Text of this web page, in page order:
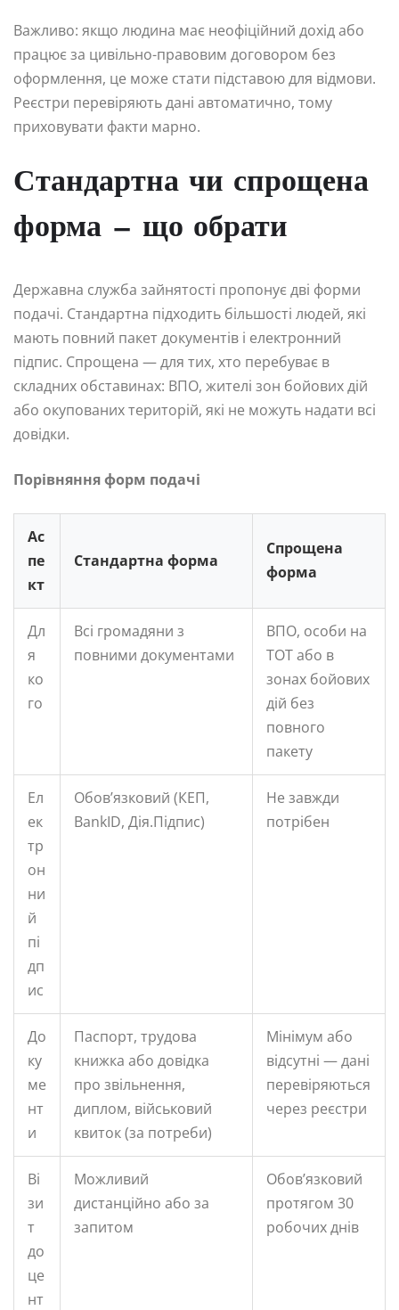
Важливо: якщо людина має неофіційний дохід або
працює за цивільно-правовим договором без
оформлення, це може стати підставою для відмови.
Реєстри перевіряють дані автоматично, тому
приховувати факти марно.
Стандартна чи спрощена
форма — що обрати
Державна служба зайнятості пропонує дві форми
подачі. Стандартна підходить більшості людей, які
мають повний пакет документів і електронний
підпис. Спрощена — для тих, хто перебуває в
складних обставинах: ВПО, жителі зон бойових дій
або окупованих територій, які не можуть надати всі
довідки.
Порівняння форм подачі
Ас
пе
кт
Стандартна форма
Спрощена
форма
Дл
я
ко
го
Всі громадяни з
повними документами
ВПО, особи на
ТОТ або в
зонах бойових
дій без
повного
пакету
Ел
ек
тр
он
ни
й
пі
дп
ис
Обов’язковий (КЕП,
BankID, Дія.Підпис)
Не завжди
потрібен
До
ку
ме
нт
и
Паспорт, трудова
книжка або довідка
про звільнення,
диплом, військовий
квиток (за потреби)
Мінімум або
відсутні — дані
перевіряються
через реєстри
Ві
зи
т
до
це
нт
Можливий
дистанційно або за
запитом
Обов’язковий
протягом 30
робочих днів